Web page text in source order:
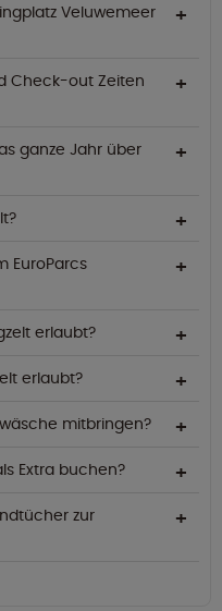
Veluwemeer
Check-out Zeiten
ganze Jahr über
EuroParcs
erlaubt?
erlaubt?
mitbringen?
Extra buchen?
zur